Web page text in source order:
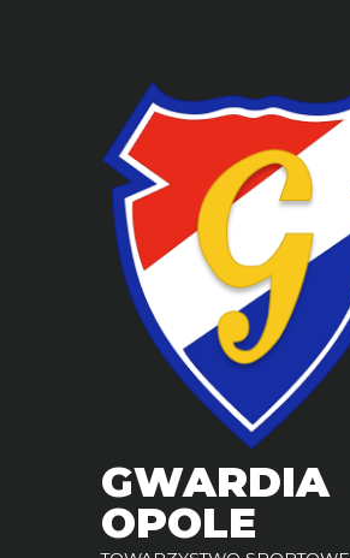
GWARDIA
OPOLE